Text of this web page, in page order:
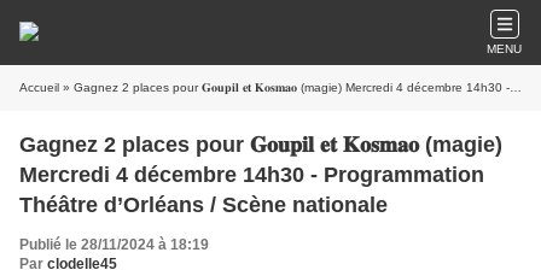
MENU
Accueil » Gagnez 2 places pour 𝐆𝐨𝐮𝐩𝐢𝐥 𝐞𝐭 𝐊𝐨𝐬𝐦𝐚𝐨 (magie) Mercredi 4 décembre 14h30 - Programmation Théâtre d’Orléans / Scène nationale
Gagnez 2 places pour 𝐆𝐨𝐮𝐩𝐢𝐥 𝐞𝐭 𝐊𝐨𝐬𝐦𝐚𝐨 (magie)
Mercredi 4 décembre 14h30 - Programmation
Théâtre d’Orléans / Scène nationale
Publié le 28/11/2024 à 18:19
Par clodelle45